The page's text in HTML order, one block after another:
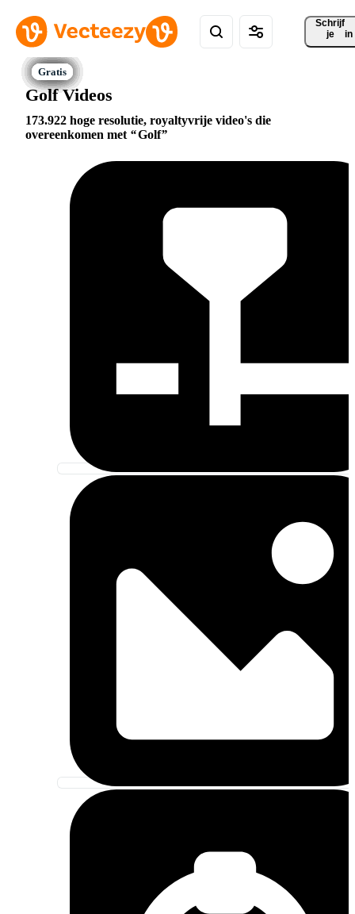
Schrijf
je
in
Golf Videos
173.922 hoge resolutie, royaltyvrije video's die
overeenkomen met
Golf